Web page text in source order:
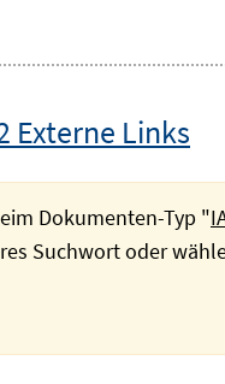
Externe Links
Dokumenten-Typ "
Suchwort oder